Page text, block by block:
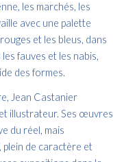
les marchés, les
avec une palette
et les bleus, dans
fauves et les nabis,
des formes.
Jean Castanier
illustrateur. Ses œuvres
du réel, mais
de caractère et